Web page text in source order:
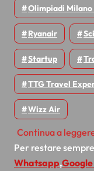
Olimpiadi
Ryanair
Startup
TTG Travel
Wizz Air
Continua a
Per restare
Whatsapp,